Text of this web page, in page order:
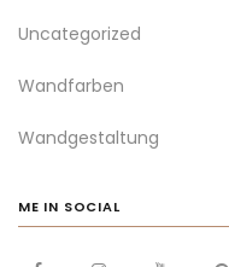
Uncategorized
Wandfarben
Wandgestaltung
ME IN SOCIAL